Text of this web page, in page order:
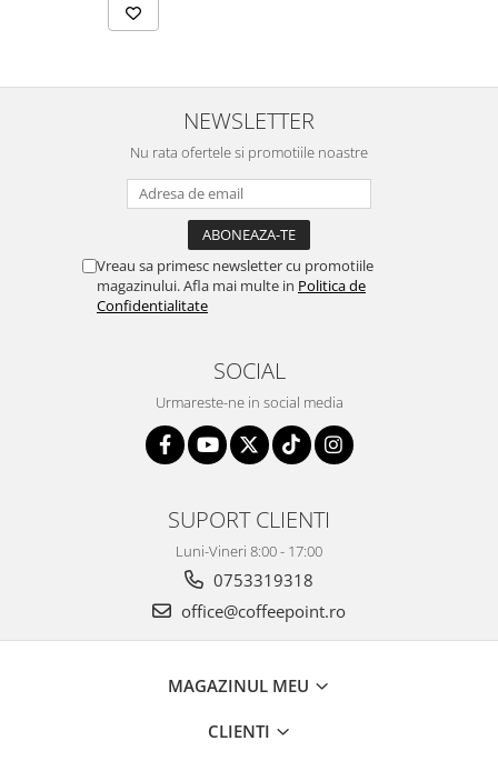
NEWSLETTER
Nu rata ofertele si promotiile noastre
Vreau sa primesc newsletter cu promotiile
magazinului. Afla mai multe in Politica de
Confidentialitate
SOCIAL
Urmareste-ne in social media
SUPORT CLIENTI
Luni-Vineri 8:00 - 17:00
0753319318
office@coffeepoint.ro
MAGAZINUL MEU
CLIENTI